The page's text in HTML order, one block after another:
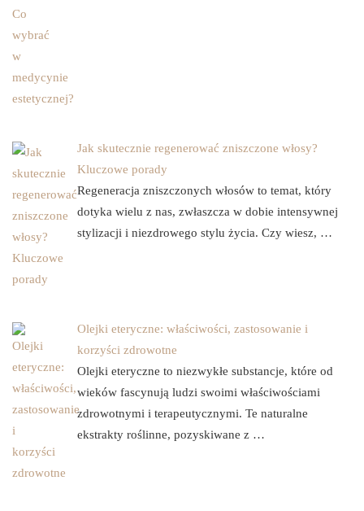
Jak skutecznie regenerować zniszczone włosy?
Kluczowe porady
Regeneracja zniszczonych włosów to temat, który
dotyka wielu z nas, zwłaszcza w dobie intensywnej
stylizacji i niezdrowego stylu życia. Czy wiesz, …
Olejki eteryczne: właściwości, zastosowanie i
korzyści zdrowotne
Olejki eteryczne to niezwykłe substancje, które od
wieków fascynują ludzi swoimi właściwościami
zdrowotnymi i terapeutycznymi. Te naturalne
ekstrakty roślinne, pozyskiwane z …